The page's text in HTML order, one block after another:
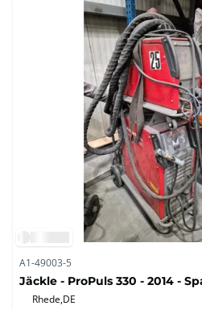
A1-49003-5
Jäckle - ProPuls 330 - 2014 -
Rhede,DE